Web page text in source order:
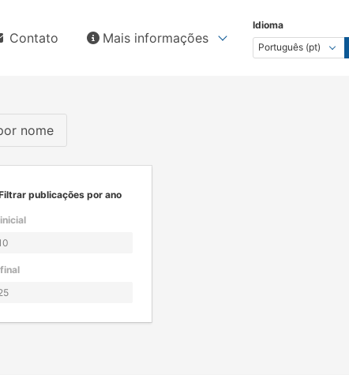
Contato Mais informações
Idioma
nome
publicações por ano